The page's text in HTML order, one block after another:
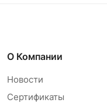
О Компании
Новости
Сертификаты